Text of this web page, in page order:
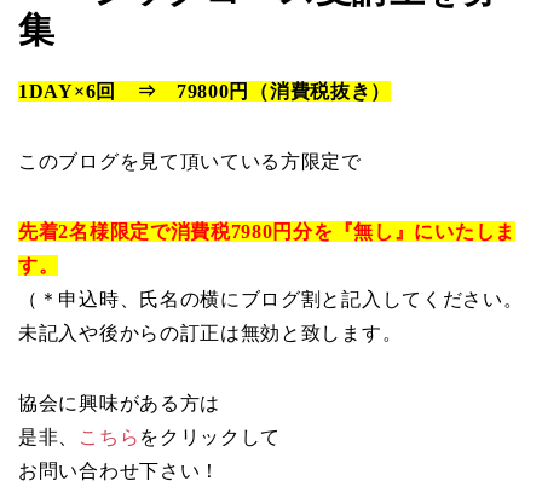
集
1DAY×6回 ⇒ 79800円（消費税抜き）
このブログを見て頂いている方限定で
先着2名様限定で消費税7980円分を『無し』にいたしま
す。
（＊申込時、氏名の横にブログ割と記入してください。
未記入や後からの訂正は無効と致します。
協会に興味がある方は
是非、
こちら をクリックして
お問い合わせ下さい！